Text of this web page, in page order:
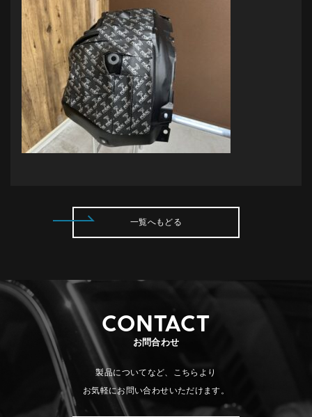
一覧へもどる
CONTACT
お問合わせ
製品についてなど、こちらより
お気軽にお問い合わせいただけます。